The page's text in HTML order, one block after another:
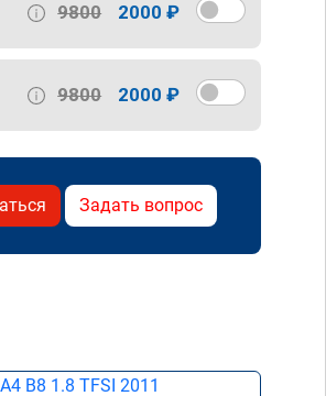
9800 2000 ₽
9800 2000 ₽
Задать вопрос